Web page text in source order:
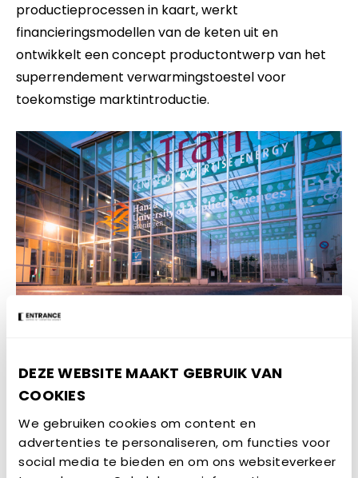
DEZE WEBSITE MAAKT GEBRUIK VAN
COOKIES
We gebruiken cookies om content en
advertenties te personaliseren, om functies voor
social media te bieden en om ons websiteverkeer
productieprocessen in kaart, werkt
financieringsmodellen van de keten uit en
ontwikkelt een concept productontwerp van het
superrendement verwarmingstoestel voor
toekomstige marktintroductie.
Looptijd:november 2022 – juni 2024
Totaalbudget van het project:
Budget ENTRANCE:
Locatie:Groningen